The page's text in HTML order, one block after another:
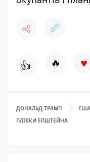
👍 🔥 ♥
ДОНАЛЬД ТРАМП США
ПЛІВКИ ЕПШТЕЙНА